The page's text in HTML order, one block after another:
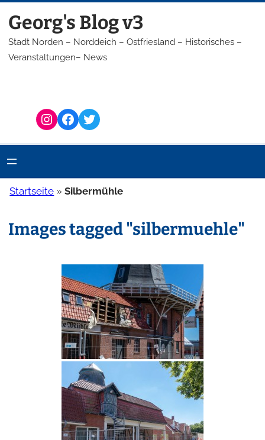
Inhalt
springen
Georg's Blog v3
Stadt Norden – Norddeich – Ostfriesland – Historisches –
Veranstaltungen– News
Instagram Facebook Twitter
Startseite »Silbermühle
Images tagged "silbermuehle"